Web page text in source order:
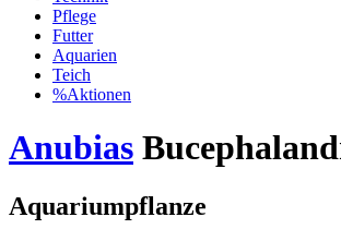
Pflege
Futter
Aquarien
Teich
%Aktionen
Anubias
Aquariumpflanze